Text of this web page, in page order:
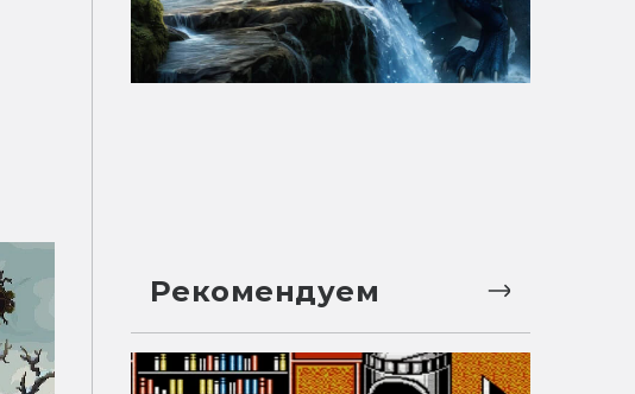
Рекомендуем